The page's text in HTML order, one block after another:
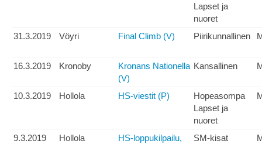
Lapset ja
nuoret
31.3.2019 Vöyri Final Climb (V) Piirikunnallinen
16.3.2019 Kronoby
Kronans Nationella
(V)
Kansallinen
10.3.2019 Hollola HS-viestit (P)
Hopeasompa
Lapset ja
nuoret
9.3.2019 Hollola
HS-loppukilpailu,
SM-kisat